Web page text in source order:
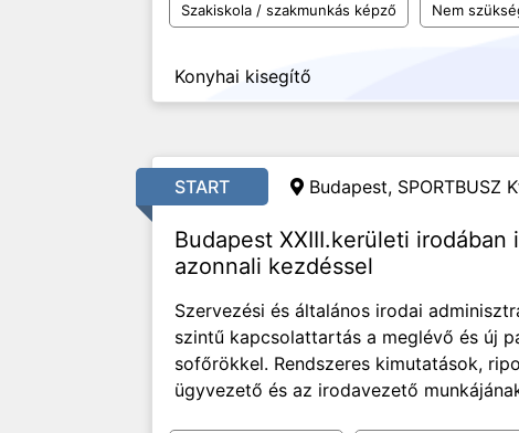
Szakiskola / szakmunkás képző Nem
Konyhai kisegítő
START Budapest, SPORTBUSZ
Budapest XXIII.kerületi irodában
azonnali kezdéssel
Szervezési és általános irodai
szintű kapcsolattartás a meglévő és új
sofőrökkel. Rendszeres kimutatások,
ügyvezető és az irodavezető